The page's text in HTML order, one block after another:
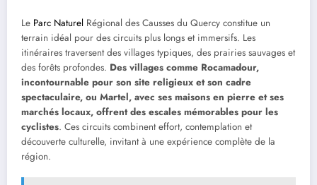
Le Parc Naturel Régional des Causses du Quercy constitue un
terrain idéal pour des circuits plus longs et immersifs. Les
itinéraires traversent des villages typiques, des prairies sauvages et
des forêts profondes. Des villages comme Rocamadour,
incontournable pour son site religieux et son cadre
spectaculaire, ou Martel, avec ses maisons en pierre et ses
marchés locaux, offrent des escales mémorables pour les
cyclistes. Ces circuits combinent effort, contemplation et
découverte culturelle, invitant à une expérience complète de la
région.